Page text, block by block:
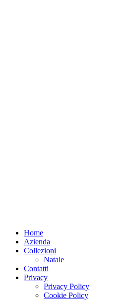
Home
Azienda
Collezioni
Natale
Contatti
Privacy
Privacy Policy
Cookie Policy